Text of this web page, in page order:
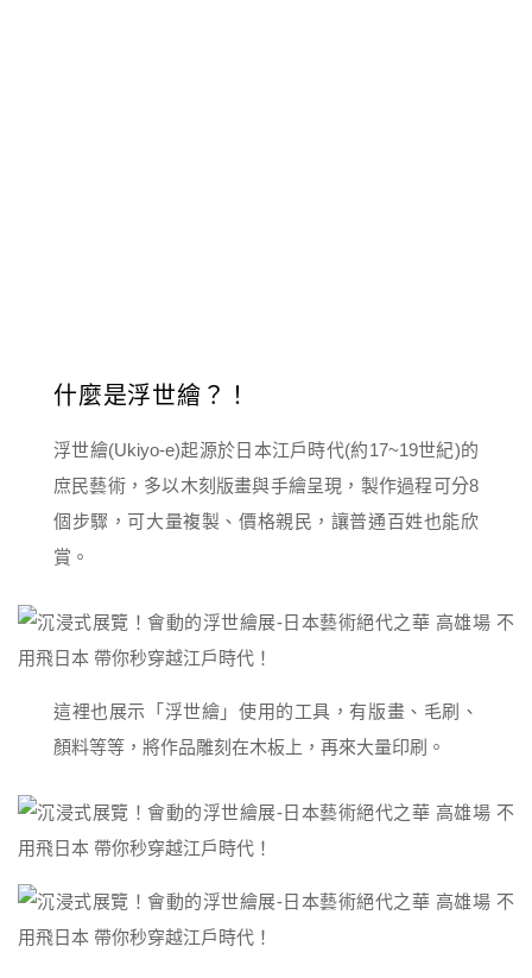
什麼是浮世繪？！
浮世繪(Ukiyo-e)起源於日本江戶時代(約17~19世紀)的
庶民藝術，多以木刻版畫與手繪呈現，製作過程可分8
個步驟，可大量複製、價格親民，讓普通百姓也能欣
賞。
這裡也展示「浮世繪」使用的工具，有版畫、毛刷、
顏料等等，將作品雕刻在木板上，再來大量印刷。